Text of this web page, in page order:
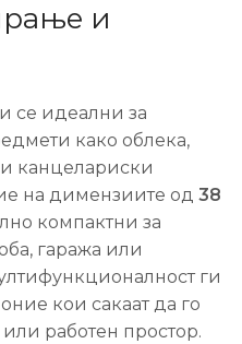
и
се идеални за
како облека,
канцелариски
на димензиите од 38
компактни за
гаража или
ги
кои сакаат да го
работен простор.